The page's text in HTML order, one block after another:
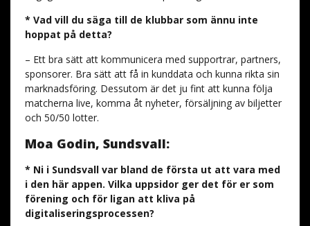
* Vad vill du säga till de klubbar som ännu inte
hoppat på detta?
– Ett bra sätt att kommunicera med supportrar, partners,
sponsorer. Bra sätt att få in kunddata och kunna rikta sin
marknadsföring. Dessutom är det ju fint att kunna följa
matcherna live, komma åt nyheter, försäljning av biljetter
och 50/50 lotter.
Moa Godin, Sundsvall:
* Ni i Sundsvall var bland de första ut att vara med
i den här appen. Vilka uppsidor ger det för er som
förening och för ligan att kliva på
digitaliseringsprocessen?